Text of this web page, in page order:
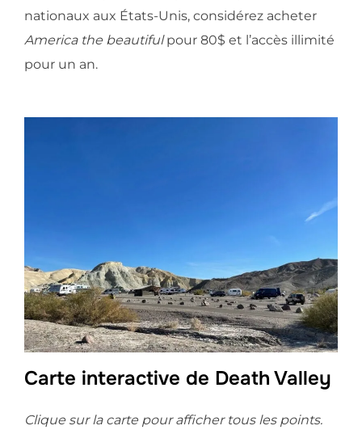
nationaux aux États-Unis, considérez acheter
America the beautifulpour 80$ et l’accès illimité
pour un an.
Carte interactive de Death Valley
Clique sur la carte pour afficher tous les points.